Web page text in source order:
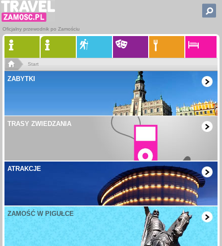
Oficjalny przewodnik po Zamościu
Start
ZABYTKI
TRASY ZWIEDZANIA
ATRAKCJE
ZAMOŚĆ W PIGUŁCE